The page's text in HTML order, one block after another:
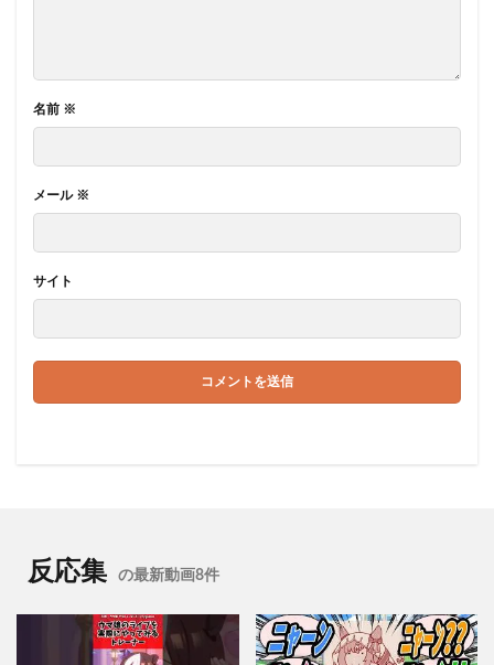
名前 ※
メール ※
サイト
反応集 の最新動画8件